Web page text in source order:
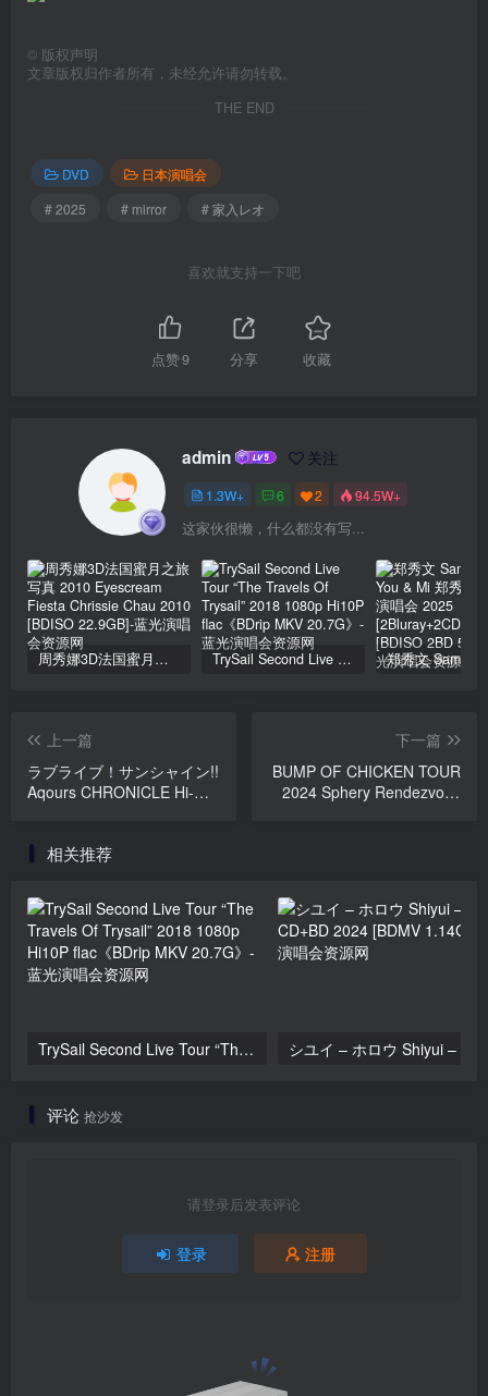
© 版权声明
文章版权归作者所有，未经允许请勿转载。
THE END
DVD
日本演唱会
# 2025
# mirror # 家入レオ
喜欢就支持一下吧
点赞9 分享 收藏
admin 关注
1.3W+ 6 2 94.5W+
这家伙很懒，什么都没有写...
周秀娜3D法国蜜月之旅写真 2010 Eyescream Fiesta Chrissie Chau 2010 [BDISO 22.9GB] TrySail Second Live Tour “The Travels Of Trysail” 2018 1080p Hi10P flac《BDrip MKV 20.7G》
上一篇
ラブライブ！サンシャイン!!
Aqours CHRONICLE Hi-
12.8GB]
下一篇
BUMP OF CHICKEN TOUR
2024 Sphery Rendezvous
相关推荐
TrySail Second Live Tour “The Travels Of Trysail” 2018 1080p Hi10P flac《BDrip MKV 20.7G》
评论 抢沙发
请登录后发表评论
登录 注册